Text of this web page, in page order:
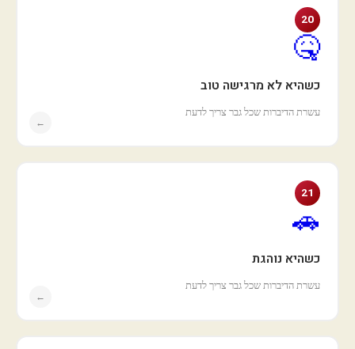
20
🤒
כשהיא לא מרגישה טוב
עשרת הדיברות שכל גבר צריך לדעת
←
21
🚗
כשהיא נוהגת
עשרת הדיברות שכל גבר צריך לדעת
←